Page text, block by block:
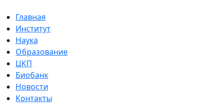
Главная
Институт
Наука
Образование
ЦКП
Биобанк
Новости
Контакты